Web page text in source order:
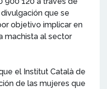
que se
objetivo implicar en
machista al sector
el Institut Català de
de las mujeres que